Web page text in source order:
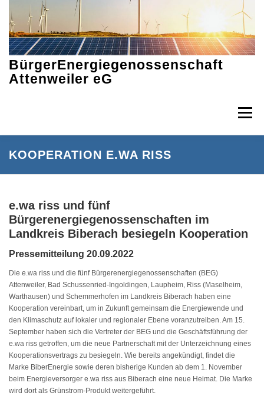
Inhalt
springen
BürgerEnergiegenossenschaft
Attenweiler eG
Menü
DIE IDEE AKTUELLES PROJEKTE
MITGLIEDERVORTEIL
KOOPERATION E.WA RISS
e.wa riss und fünf
Bürgerenergiegenossenschaften im
Landkreis Biberach besiegeln Kooperation
Pressemitteilung 20.09.2022
Die e.wa riss und die fünf Bürgerenergiegenossenschaften (BEG)
Attenweiler, Bad Schussenried-Ingoldingen, Laupheim, Riss (Maselheim,
Warthausen) und Schemmerhofen im Landkreis Biberach haben eine
Kooperation vereinbart, um in Zukunft gemeinsam die Energiewende und
den Klimaschutz auf lokaler und regionaler Ebene voranzutreiben. Am 15.
September haben sich die Vertreter der BEG und die Geschäftsführung der
e.wa riss getroffen, um die neue Partnerschaft mit der Unterzeichnung eines
Kooperationsvertrags zu besiegeln. Wie bereits angekündigt, findet die
Marke BiberEnergie sowie deren bisherige Kunden ab dem 1. November
beim Energieversorger e.wa riss aus Biberach eine neue Heimat. Die Marke
wird dort als Grünstrom-Produkt weitergeführt.